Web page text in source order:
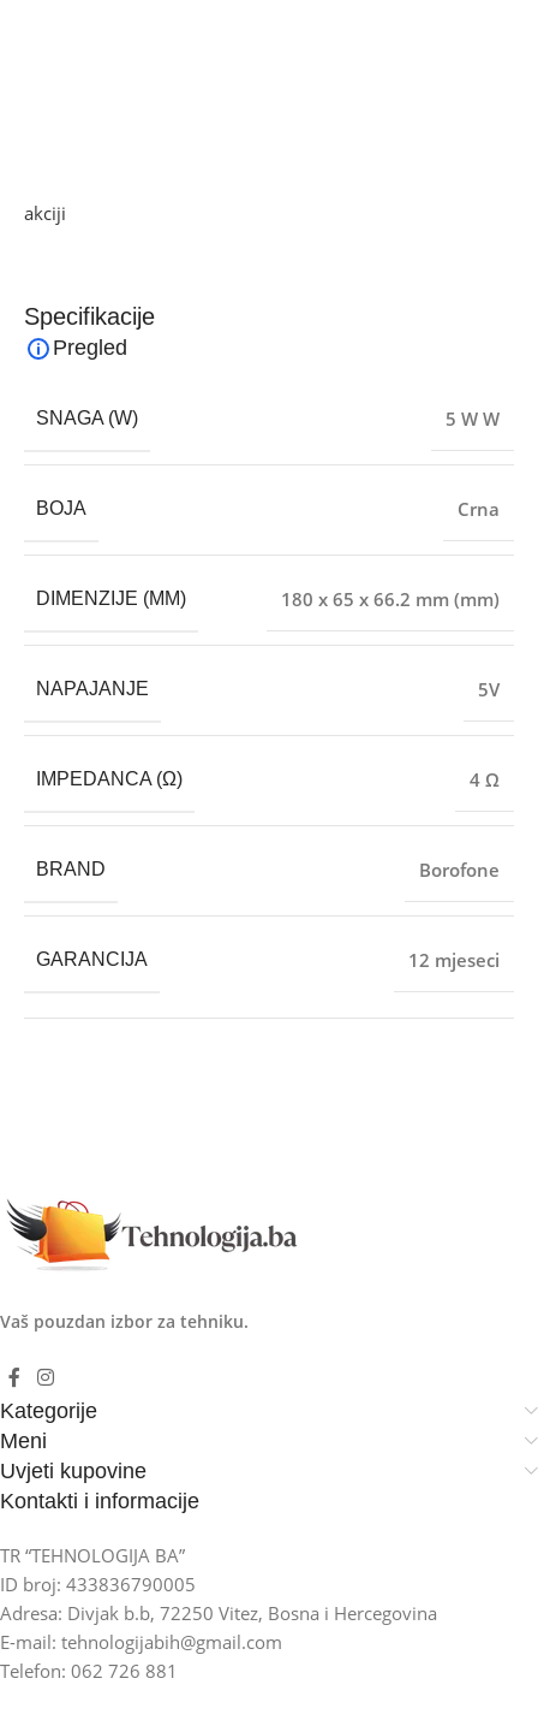
akciji
Specifikacije
Pregled
SNAGA (W) 5 W W
BOJA Crna
DIMENZIJE (MM) 180 x 65 x 66.2 mm (mm)
NAPAJANJE 5V
IMPEDANCA (Ω) 4 Ω
BRAND Borofone
GARANCIJA 12 mjeseci
Vaš pouzdan izbor za tehniku.
Kategorije
Meni
Uvjeti kupovine
Kontakti i informacije
TR “TEHNOLOGIJA BA”
ID broj: 433836790005
Adresa: Divjak b.b, 72250 Vitez, Bosna i Hercegovina
E-mail: tehnologijabih@gmail.com
Telefon: 062 726 881